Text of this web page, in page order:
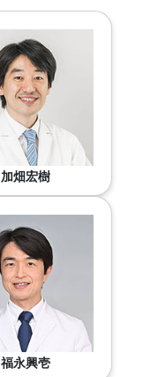
加畑宏樹
福永興壱